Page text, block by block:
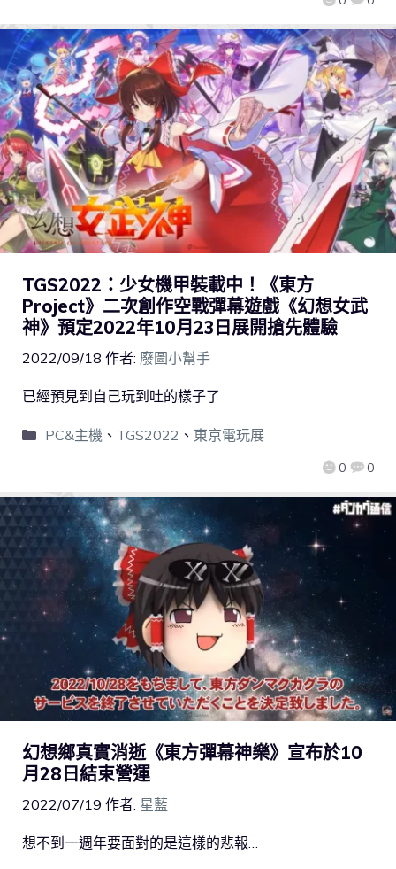
TGS2022：少女機甲裝載中！《東方
Project》二次創作空戰彈幕遊戲《幻想女武
神》預定2022年10月23日展開搶先體驗
2022/09/18 作者: 廢圖小幫手
0 0
已經預見到自己玩到吐的樣子了
PC&主機、 TGS2022 、 東京電玩展
幻想鄉真實消逝《東方彈幕神樂》宣布於10
月28日結束營運
2022/07/19 作者: 星藍
想不到一週年要面對的是這樣的悲報…